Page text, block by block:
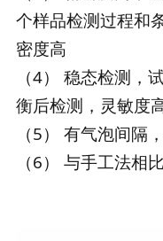
个样品检测过程和
密度高
（4） 稳态检测，
衡后检测，灵敏度高
（5） 有气泡间隔
（6） 与手工法相